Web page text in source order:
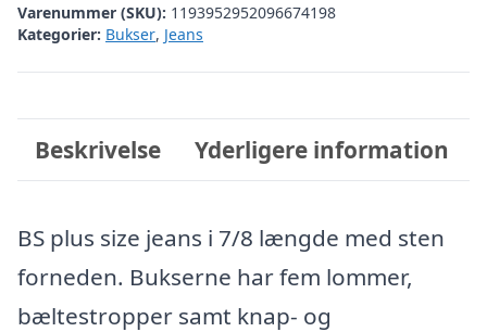
Varenummer (SKU): 1193952952096674198
Kategorier: Bukser, Jeans
Beskrivelse Yderligere information
BS plus size jeans i 7/8 længde med sten
forneden. Bukserne har fem lommer,
bæltestropper samt knap- og